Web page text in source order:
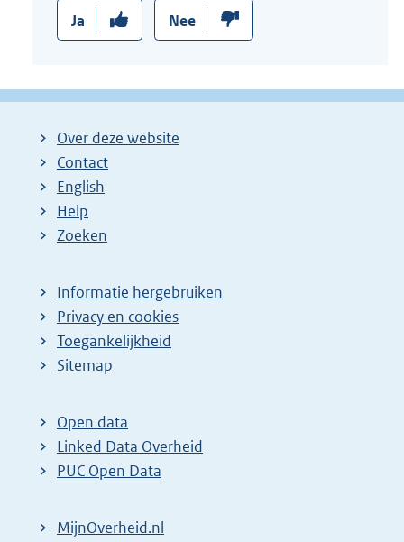
Ja Nee
Over deze website
Contact
English
Help
Zoeken
Informatie hergebruiken
Privacy en cookies
Toegankelijkheid
Sitemap
Open data
Linked Data Overheid
PUC Open Data
MijnOverheid.nl